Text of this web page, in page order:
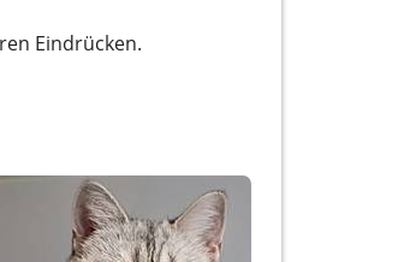
Eindrücken.